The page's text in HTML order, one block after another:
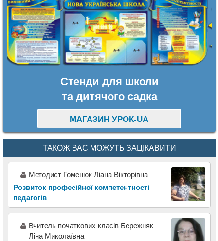
Стенди для школи
та дитячого садка
МАГАЗИН УРОК-UA
ТАКОЖ ВАС МОЖУТЬ ЗАЦІКАВИТИ
Методист Гоменюк Ліана Вікторівна
Розвиток професійної компетентності
педагогів
Вчитель початкових класів Бережняк
Ліна Миколаївна